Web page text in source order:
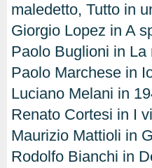
maledetto, Tutto in
Giorgio Lopez in A
Paolo Buglioni in
Paolo Marchese in
Luciano Melani in
Renato Cortesi in I
Maurizio Mattioli in
Rodolfo Bianchi in